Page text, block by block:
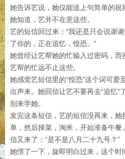
她告诉艺说，她仅能送上句简单的
她知道，艺并不在意这些。
艺的短信回过来：“我还是只会说谢
了你的，正在追忆，惶恐。”
她曾经让艺帮她的忙输入过密码，而
艺帮的忙远不止这些。
她感觉艺短信里的“惶恐”这个词可爱
出声来。她回信让艺不要再去“追忆”
别来学她。
发完这条短信，艺的短信没再来，
单，然后择菜，淘米，开始准备午
信又来了：“是不是八月二十九号？”
她愣了一下，旋即明白过来，这个